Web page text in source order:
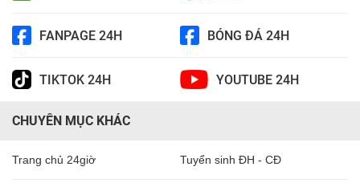
FANPAGE 24H BÓNG ĐÁ 24H
TIKTOK 24H YOUTUBE 24H
CHUYÊN MỤC KHÁC
Trang chủ 24giờ Tuyển sinh ĐH - CĐ